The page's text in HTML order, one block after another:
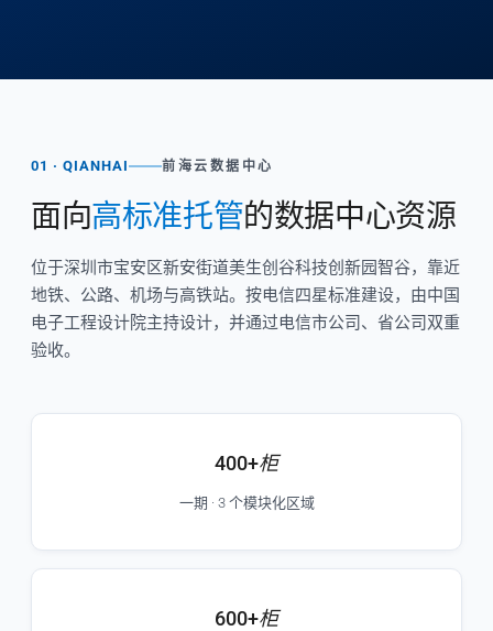
01 · QIANHAI 前海云数据中心
面向高标准托管的数据中心资源
位于深圳市宝安区新安街道美生创谷科技创新园智谷，靠近
地铁、公路、机场与高铁站。按电信四星标准建设，由中国
电子工程设计院主持设计，并通过电信市公司、省公司双重
验收。
400+柜
一期 · 3 个模块化区域
600+柜